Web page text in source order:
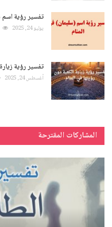
تفسير رؤية اسم
يوليو 24, 2025
تفسير رؤية
أغسطس 24, 2025
المشاركات المقترحة